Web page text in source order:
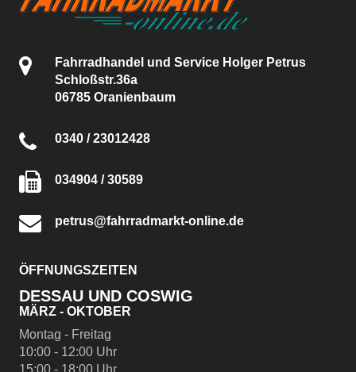
Fahrradhandel und Service Holger Petrus
Schloßstr.36a
06785 Oranienbaum
0340 / 23012428
034904 / 30589
petrus@fahrradmarkt-online.de
ÖFFNUNGSZEITEN
DESSAU UND COSWIG
MÄRZ - OKTOBER
Montag - Freitag
10:00 - 12:00 Uhr
15:00 - 18:00 Uhr